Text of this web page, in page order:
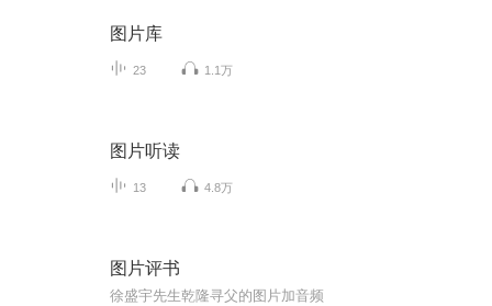
图片库
23 1.1万
图片听读
13 4.8万
图片评书
徐盛宇先生乾隆寻父的图片加音频